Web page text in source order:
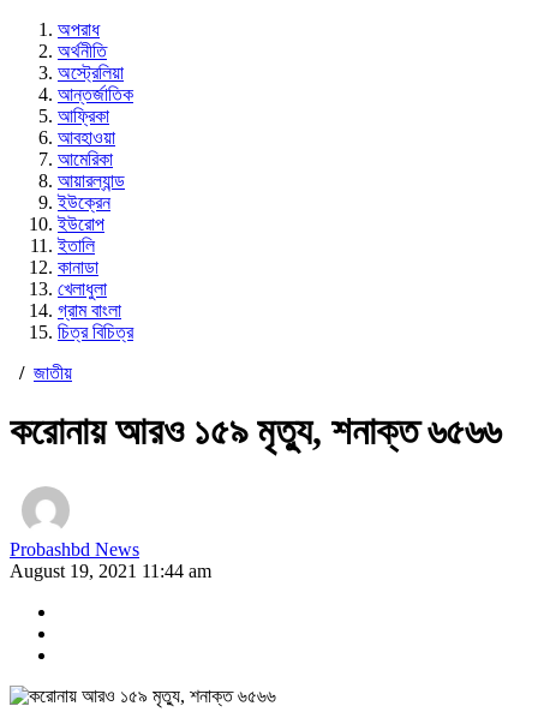
অপরাধ
অর্থনীতি
অস্ট্রেলিয়া
আন্তর্জাতিক
আফ্রিকা
আবহাওয়া
আমেরিকা
আয়ারল্যান্ড
ইউক্রেন
ইউরোপ
ইতালি
কানাডা
খেলাধুলা
গ্রাম বাংলা
চিত্র বিচিত্র
/ জাতীয়
করোনায় আরও ১৫৯ মৃত্যু, শনাক্ত ৬৫৬৬
Probashbd News
August 19, 2021 11:44 am